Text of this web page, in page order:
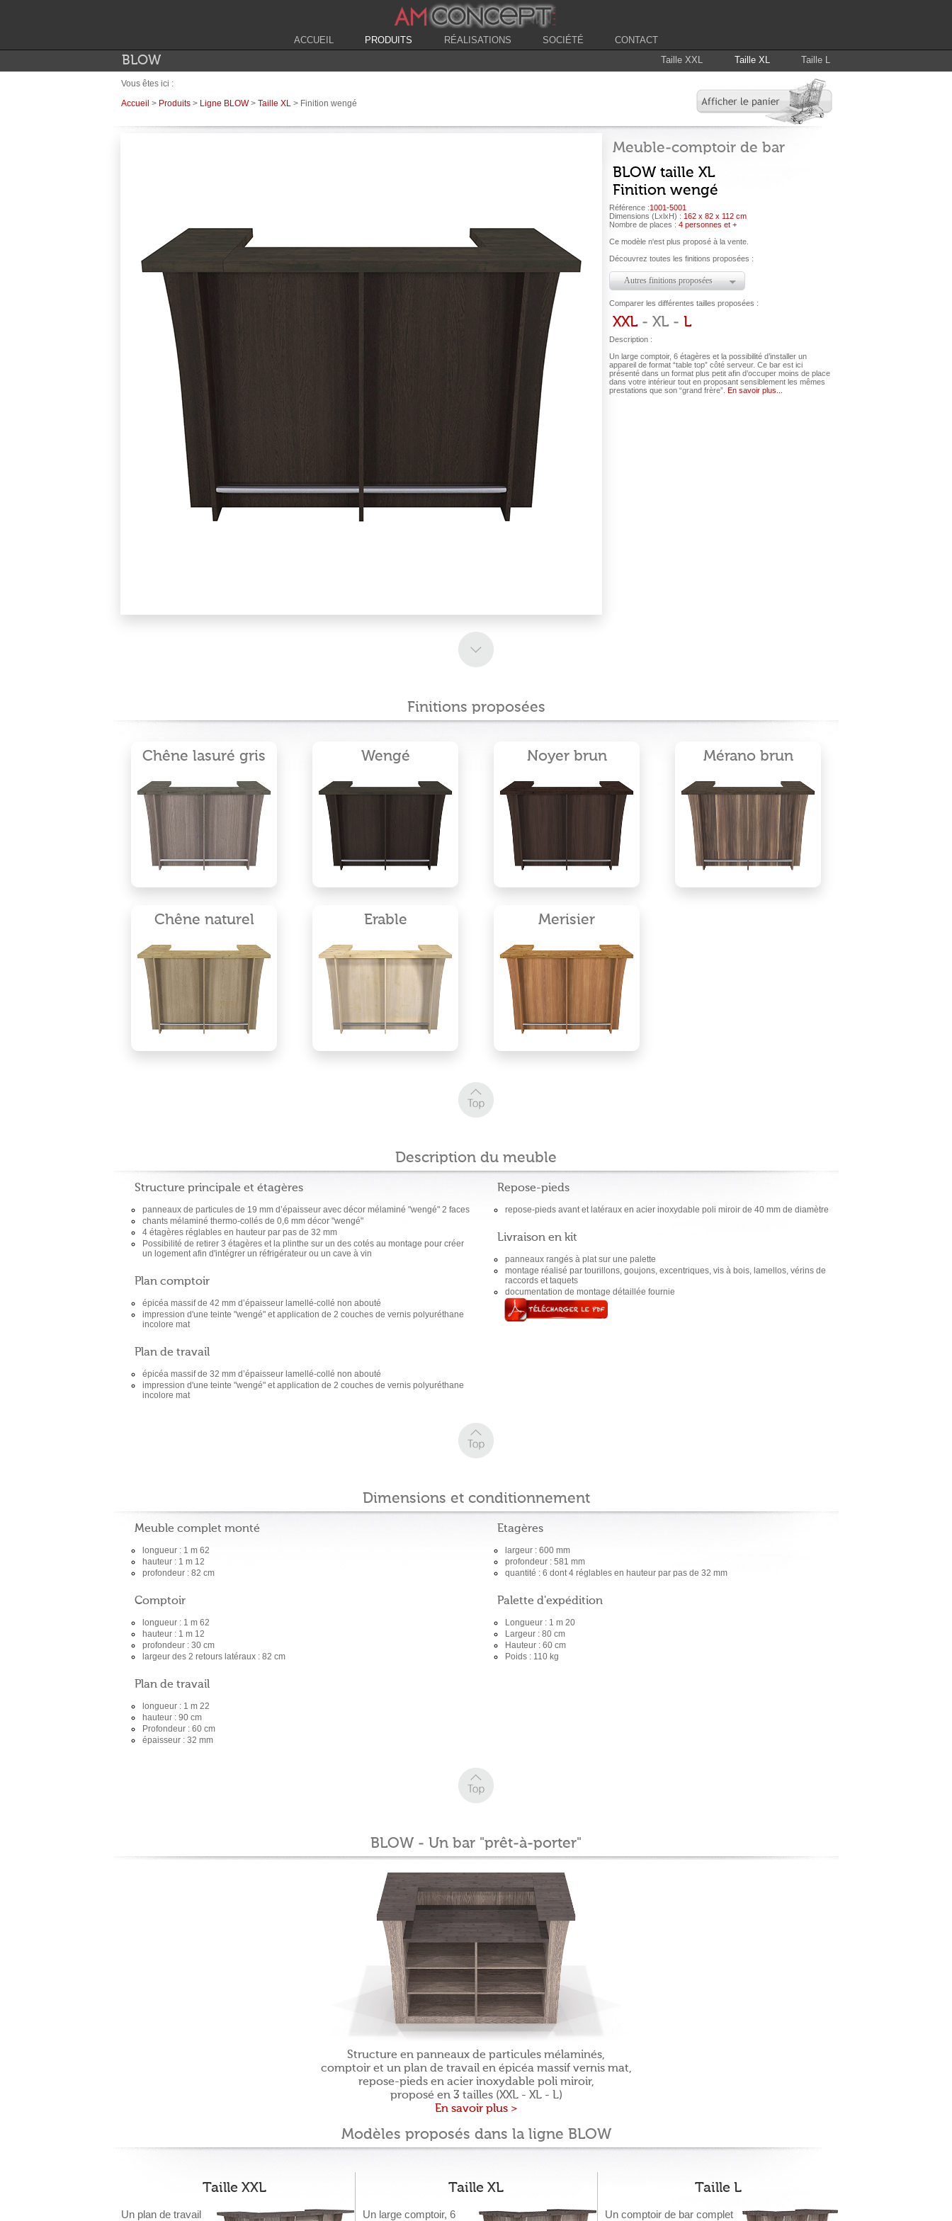
ACCUEIL PRODUITS RÉALISATIONS SOCIÉTÉ CONTACT
BLOW Taille XXL Taille XL Taille L
Vous êtes ici :
Accueil > Produits > Ligne BLOW> Taille XL > Finition wengé
Meuble-comptoir de bar
BLOW taille XL
Finition wengé
Référence :1001-5001
Dimensions (LxlxH) : 162 x 82 x 112 cm
Nombre de places : 4 personnes et +
Ce modèle n'est plus proposé à la vente.
Découvrez toutes les finitions proposées :
Autres finitions proposées
Comparer les différentes tailles proposées :
XXL- XL - L
Description :
Un large comptoir, 6 étagères et la possibilité d’installer un
appareil de format “table top” côté serveur. Ce bar est ici
présenté dans un format plus petit afin d’occuper moins de place
dans votre intérieur tout en proposant sensiblement les mêmes
prestations que son “grand frère”. En savoir plus...
Finitions proposées
Chêne lasuré gris
Chêne naturel
Wengé
Erable
Noyer brun
Merisier
Mérano brun
Description du meuble
Structure principale et étagères
panneaux de particules de 19 mm d’épaisseur avec décor mélaminé "wengé" 2 faces
chants mélaminé thermo-collés de 0,6 mm décor "wengé"
4 étagères réglables en hauteur par pas de 32 mm
Possibilité de retirer 3 étagères et la plinthe sur un des cotés au montage pour créer
un logement afin d'intégrer un réfrigérateur ou un cave à vin
Plan comptoir
épicéa massif de 42 mm d’épaisseur lamellé-collé non abouté
impression d'une teinte "wengé" et application de 2 couches de vernis polyuréthane
incolore mat
Plan de travail
épicéa massif de 32 mm d’épaisseur lamellé-collé non abouté
impression d'une teinte "wengé" et application de 2 couches de vernis polyuréthane
incolore mat
Repose-pieds
repose-pieds avant et latéraux en acier inoxydable poli miroir de 40 mm de diamètre
Livraison en kit
panneaux rangés à plat sur une palette
montage réalisé par tourillons, goujons, excentriques, vis à bois, lamellos, vérins de
raccords et taquets
documentation de montage détaillée fournie
Dimensions et conditionnement
Meuble complet monté
longueur : 1 m 62
hauteur : 1 m 12
profondeur : 82 cm
Comptoir
longueur : 1 m 62
hauteur : 1 m 12
profondeur : 30 cm
largeur des 2 retours latéraux : 82 cm
Plan de travail
longueur : 1 m 22
hauteur : 90 cm
Profondeur : 60 cm
épaisseur : 32 mm
Etagères
largeur : 600 mm
profondeur : 581 mm
quantité : 6 dont 4 réglables en hauteur par pas de 32 mm
Palette d'expédition
Longueur : 1 m 20
Largeur : 80 cm
Hauteur : 60 cm
Poids : 110 kg
BLOW - Un bar "prêt-à-porter"
Structure en panneaux de particules mélaminés,
comptoir et un plan de travail en épicéa massif vernis mat,
repose-pieds en acier inoxydable poli miroir,
proposé en 3 tailles (XXL - XL - L)
En savoir plus >
Modèles proposés dans la ligne BLOW
Taille XXL
Un plan de travail
Taille XL
Un large comptoir, 6
Taille L
Un comptoir de bar complet